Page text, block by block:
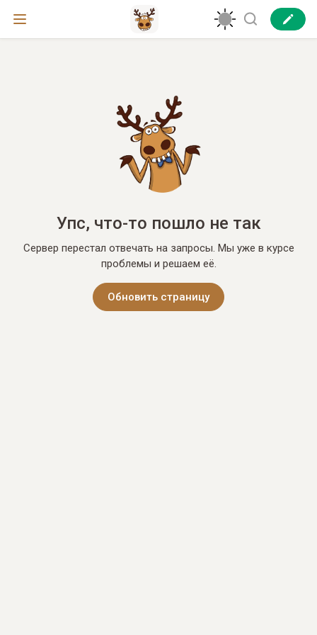
Упс, что-то пошло не так
Сервер перестал отвечать на запросы. Мы уже в курсе
проблемы и решаем её.
Обновить страницу